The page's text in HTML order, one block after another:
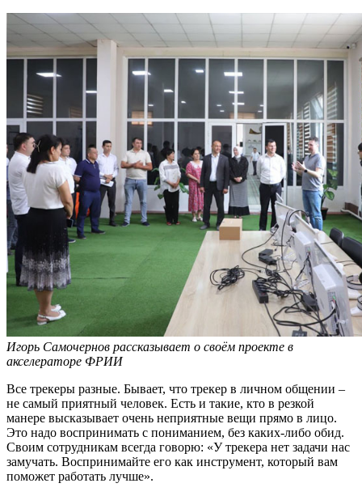
Игорь Самочернов рассказывает о своём проекте в
акселераторе ФРИИ
Все трекеры разные. Бывает, что трекер в личном общении –
не самый приятный человек. Есть и такие, кто в резкой
манере высказывает очень неприятные вещи прямо в лицо.
Это надо воспринимать с пониманием, без каких-либо обид.
Своим сотрудникам всегда говорю: «У трекера нет задачи нас
замучать. Воспринимайте его как инструмент, который вам
поможет работать лучше».